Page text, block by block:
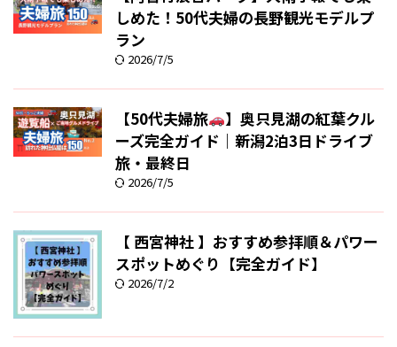
しめた！50代夫婦の長野観光モデルプ
ラン
2026/7/5
【50代夫婦旅
】奥只見湖の紅葉クル
ーズ完全ガイド｜新潟2泊3日ドライブ
旅・最終日
2026/7/5
【 西宮神社 】おすすめ参拝順＆パワー
スポットめぐり【完全ガイド】
2026/7/2